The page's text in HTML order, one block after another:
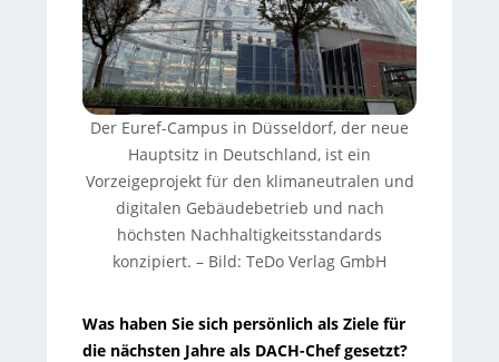
Der Euref-Campus in Düsseldorf, der neue
Hauptsitz in Deutschland, ist ein
Vorzeigeprojekt für den klimaneutralen und
digitalen Gebäudebetrieb und nach
höchsten Nachhaltigkeitsstandards
konzipiert. – Bild: TeDo Verlag GmbH
Was haben Sie sich persönlich als Ziele für
die nächsten Jahre als DACH-Chef gesetzt?